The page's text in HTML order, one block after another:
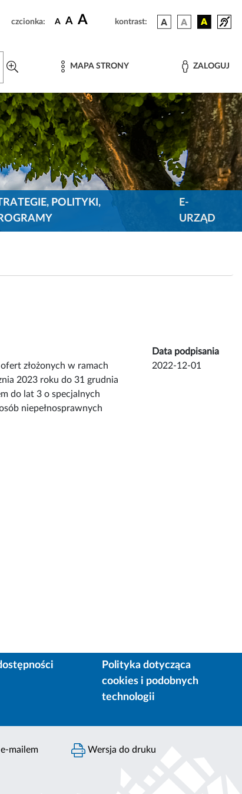
czcionka: A A A kontrast:
MAPA STRONY ZALOGUJ
POLITYKI,
E-
URZĄD
Data podpisania
złożonych w ramach
2023 roku do 31 grudnia
do lat 3 o specjalnych
niepełnosprawnych
2022-12-01
Polityka dotycząca
cookies i podobnych
technologii
mailem Wersja do druku